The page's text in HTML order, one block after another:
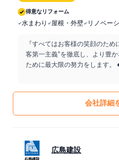
得意なリフォーム
水まわり 屋根・外壁 リノベー
『すべてはお客様の笑顔のた
客第一主義”を徹底し、より豊
ために最大限の努力をします。
会社詳細
広島建設